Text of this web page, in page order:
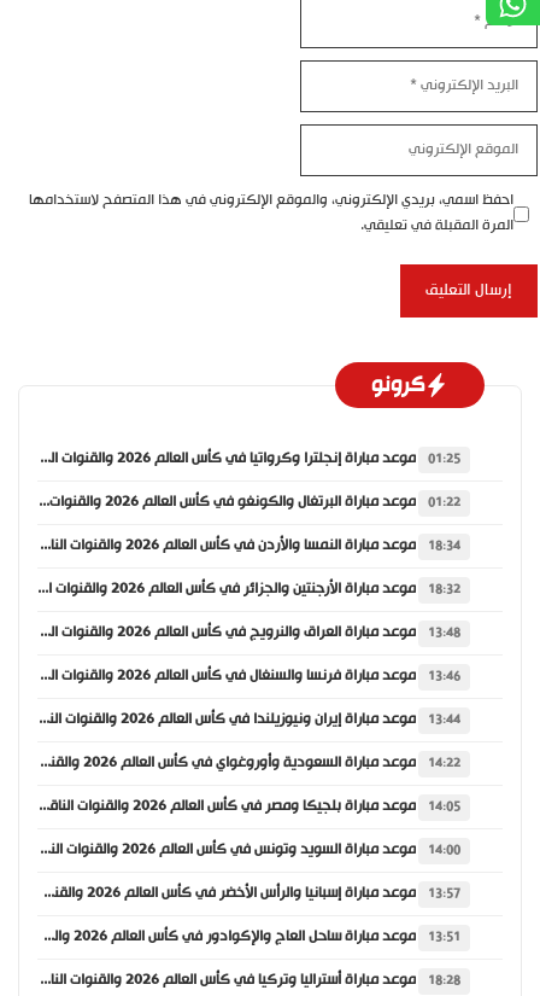
الاسم
الإلكتروني
الإلكتروني
احفظ اسمي، بريدي الإلكتروني، والموقع الإلكتروني في هذا المتصفح لاستخدامها
المرة المقبلة في تعليقي.
كرونو
01:25 موعد مباراة إنجلترا وكرواتيا في كأس العالم 2026 والقنوات الناقلة
01:22 موعد مباراة البرتغال والكونغو في كأس العالم 2026 والقنوات الناقلة
18:34 موعد مباراة النمسا والأردن في كأس العالم 2026 والقنوات الناقلة
18:32 موعد مباراة الأرجنتين والجزائر في كأس العالم 2026 والقنوات الناقلة
13:48 موعد مباراة العراق والنرويج في كأس العالم 2026 والقنوات الناقلة
13:46 موعد مباراة فرنسا والسنغال في كأس العالم 2026 والقنوات الناقلة
13:44 موعد مباراة إيران ونيوزيلندا في كأس العالم 2026 والقنوات الناقلة
14:22 موعد مباراة السعودية وأوروغواي في كأس العالم 2026 والقنوات الناقلة
14:05 موعد مباراة بلجيكا ومصر في كأس العالم 2026 والقنوات الناقلة
14:00 موعد مباراة السويد وتونس في كأس العالم 2026 والقنوات الناقلة
13:57 موعد مباراة إسبانيا والرأس الأخضر في كأس العالم 2026 والقنوات الناقلة
13:51 موعد مباراة ساحل العاج والإكوادور في كأس العالم 2026 والقنوات الناقلة
18:28 موعد مباراة أستراليا وتركيا في كأس العالم 2026 والقنوات الناقلة